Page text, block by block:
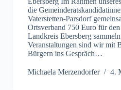
die
Vaterstetten-Parsdorf
Ortsverband 750 Euro für
Landkreis Ebersberg
Veranstaltungen sind wir mit
Bürgern ins Gespräch…
Michaela Merzendorfer 4.